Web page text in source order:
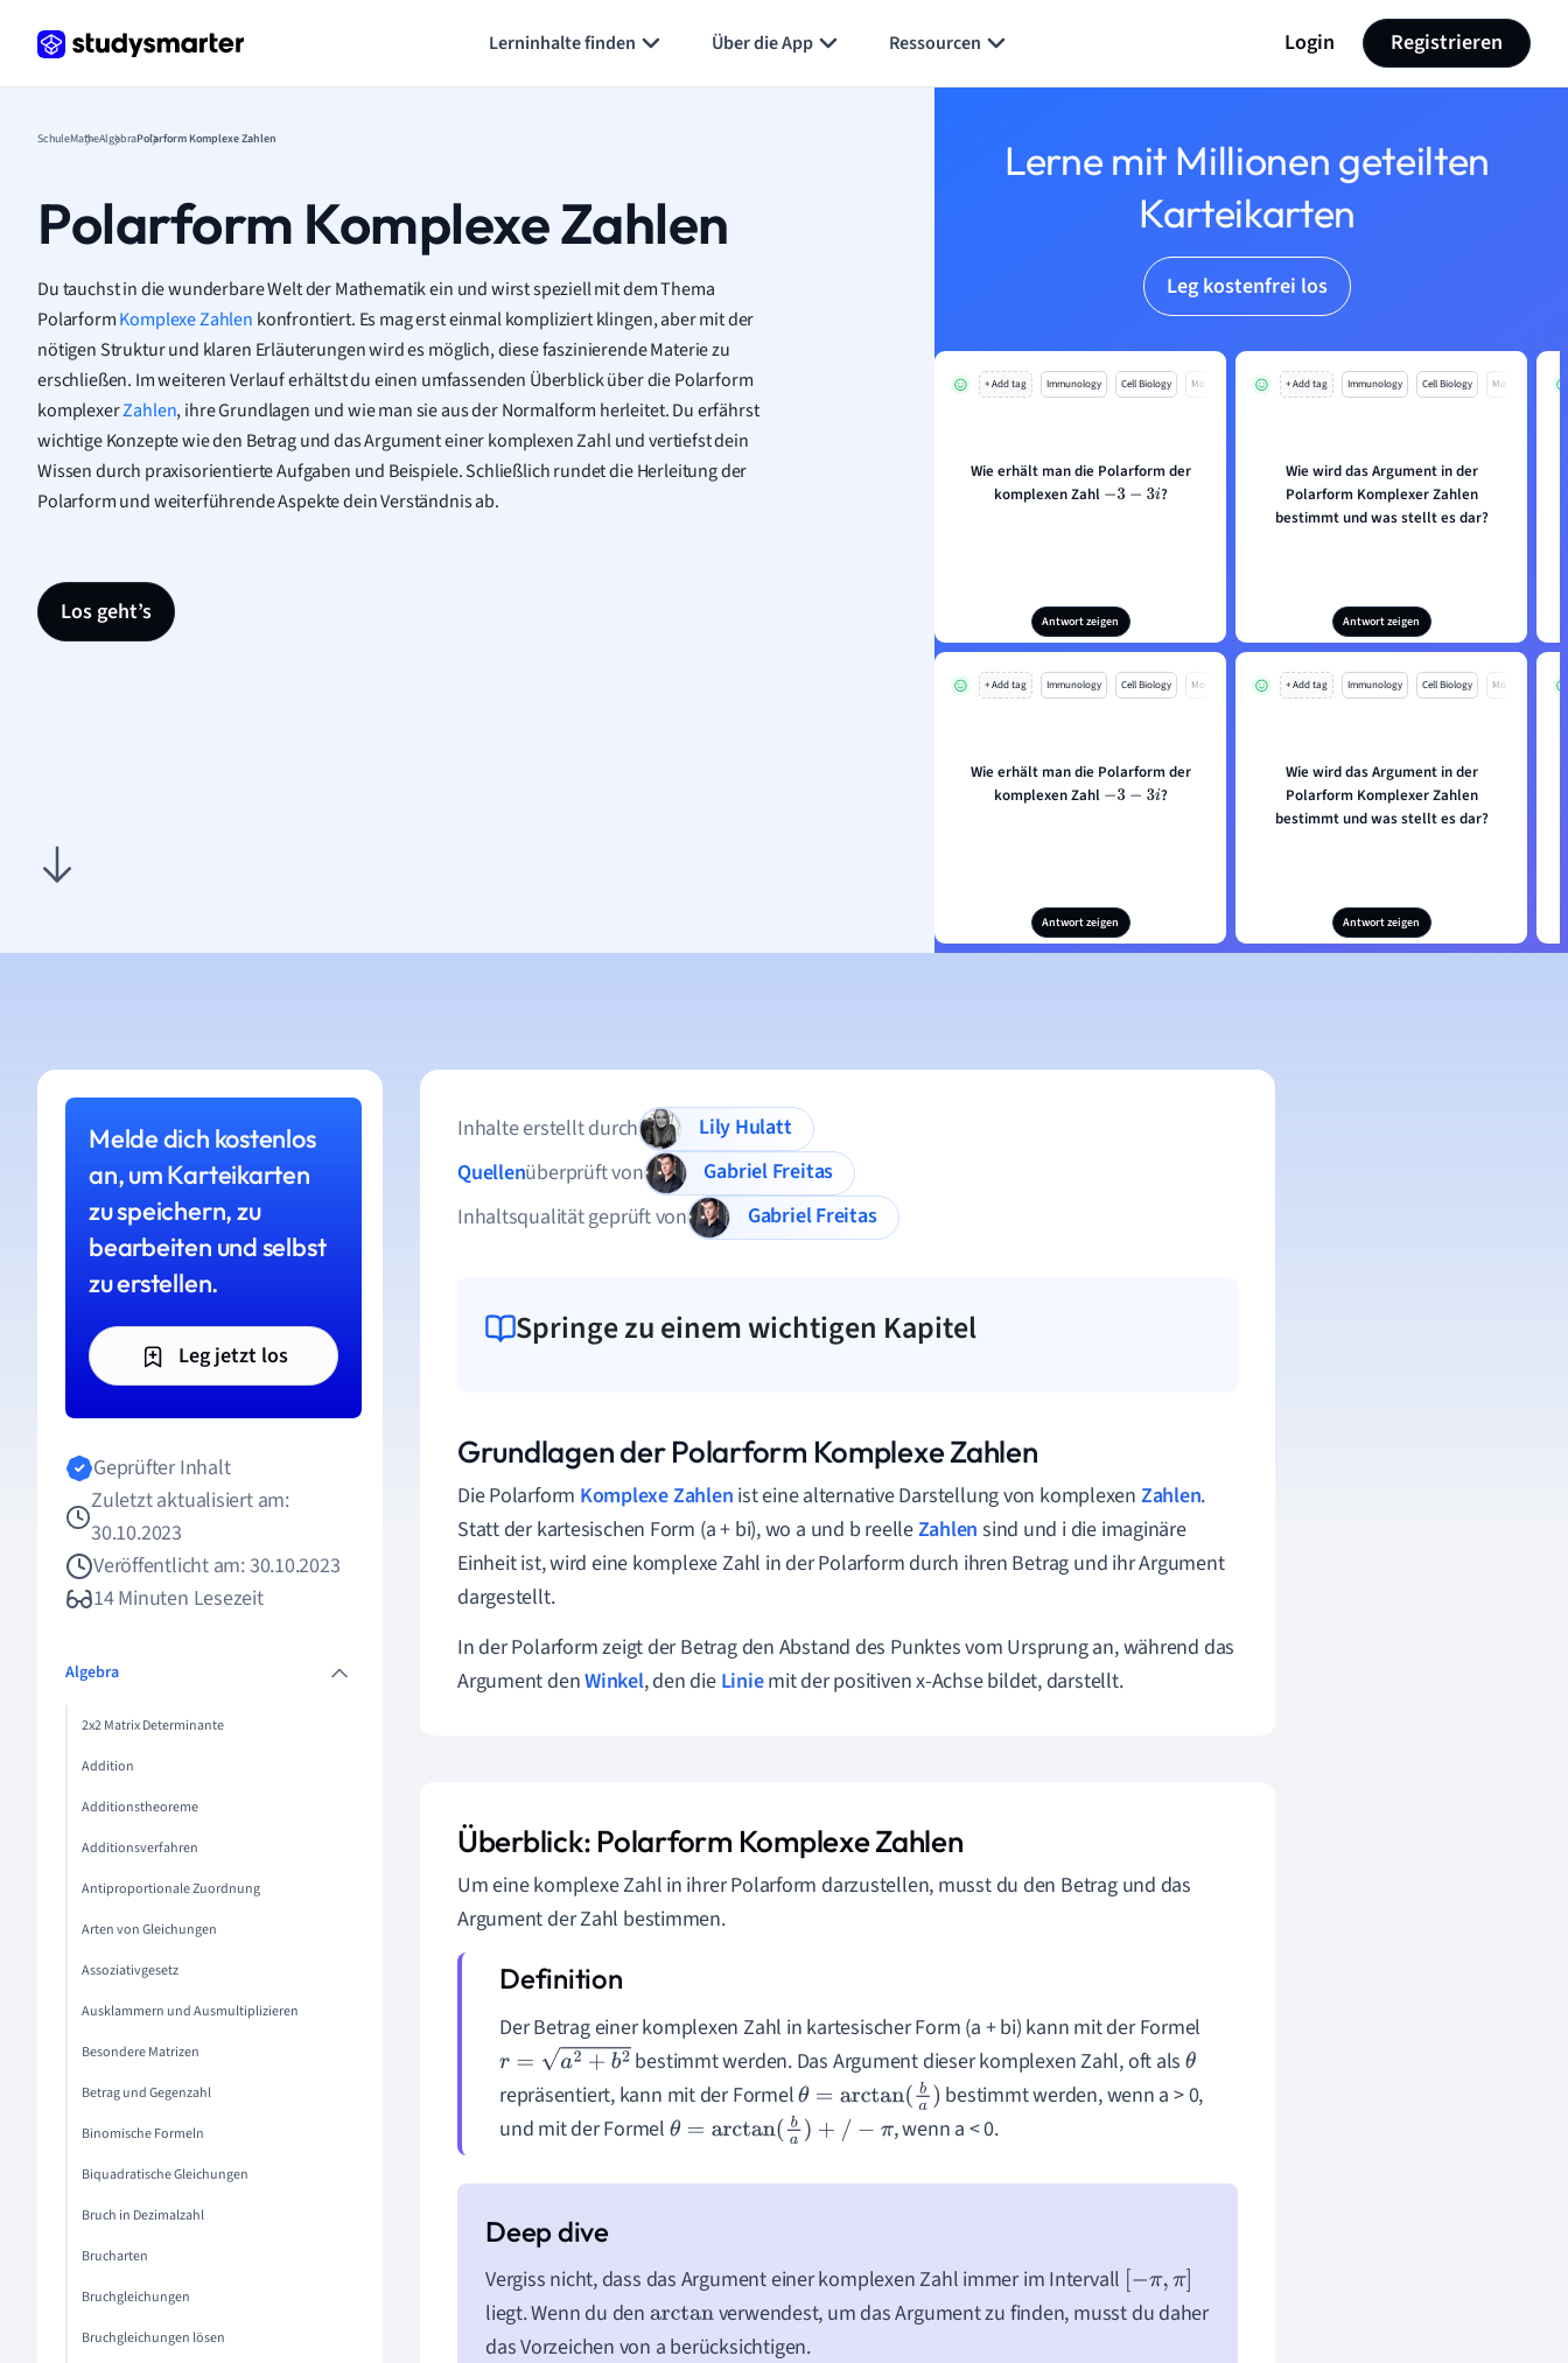
Lerninhalte finden Über die App Ressourcen Login Registrieren
SchuleMatheAlgebraPolarform Komplexe Zahlen
Polarform Komplexe Zahlen
Du tauchst in die wunderbare Welt der Mathematik ein und wirst speziell mit dem Thema
PolarformKomplexe Zahlen konfrontiert. Es mag erst einmal kompliziert klingen, aber mit der
nötigen Struktur und klaren Erläuterungen wird es möglich, diese faszinierende Materie zu
erschließen. Im weiteren Verlauf erhältst du einen umfassenden Überblick über die Polarform
komplexerZahlen, ihre Grundlagen und wie man sie aus der Normalform herleitet. Du erfährst
wichtige Konzepte wie den Betrag und das Argument einer komplexen Zahl und vertiefst dein
Wissen durch praxisorientierte Aufgaben und Beispiele. Schließlich rundet die Herleitung der
Polarform und weiterführende Aspekte dein Verständnis ab.
Los geht’s
Lerne mit Millionen geteilten
Karteikarten
Leg kostenfrei los
+ Add tag Immunology Cell Biology Mo
Wie erhält man die Polarform der
komplexen Zahl −3− 3i ?
Antwort zeigen
+ Add tag Immunology Cell Biology Mo
Wie wird das Argument in der
Polarform Komplexer Zahlen
bestimmt und was stellt es dar?
Antwort zeigen
+ Add tag Immunology Cell Biology Mo
Wie erhält man die Polarform der
komplexen Zahl −3− 3i ?
Antwort zeigen
+ Add tag Immunology Cell Biology Mo
Wie wird das Argument in der
Polarform Komplexer Zahlen
bestimmt und was stellt es dar?
Antwort zeigen
Melde dich kostenlos
an, um Karteikarten
zu speichern, zu
bearbeiten und selbst
zu erstellen.
Leg jetzt los
Geprüfter Inhalt
Zuletzt aktualisiert am:
30.10.2023
Veröffentlicht am: 30.10.2023
14 Minuten Lesezeit
Algebra
2x2 Matrix Determinante
Addition
Additionstheoreme
Additionsverfahren
Antiproportionale Zuordnung
Arten von Gleichungen
Assoziativgesetz
Ausklammern und Ausmultiplizieren
Besondere Matrizen
Betrag und Gegenzahl
Binomische Formeln
Biquadratische Gleichungen
Bruch in Dezimalzahl
Brucharten
Bruchgleichungen
Bruchgleichungen lösen
Inhalte erstellt durch
Lily Hulatt
Quellenüberprüft von
Gabriel Freitas
Inhaltsqualität geprüft von
Gabriel Freitas
Springe zu einem wichtigen Kapitel
Grundlagen der Polarform Komplexe Zahlen
Die Polarform Komplexe Zahlen ist eine alternative Darstellung von komplexen Zahlen.
Statt der kartesischen Form (a + bi), wo a und b reelleZahlen sind und i die imaginäre
Einheit ist, wird eine komplexe Zahl in der Polarform durch ihren Betrag und ihr Argument
dargestellt.
In der Polarform zeigt der Betrag den Abstand des Punktes vom Ursprung an, während das
Argument denWinkel, den die Liniemit der positiven x-Achse bildet, darstellt.
Überblick: Polarform Komplexe Zahlen
Um eine komplexe Zahl in ihrer Polarform darzustellen, musst du den Betrag und das
Argument der Zahl bestimmen.
Der Betrag einer komplexen Zahl in kartesischer Form (a + bi) kann mit der Formel
r= a2 +b2 bestimmt werden. Das Argument dieser komplexen Zahl, oft als θ
repräsentiert, kann mit der Formelθ=arctan(ba)
bestimmt werden, wenn a > 0,
und mit der Formel θ=arctan(ba)+/−π , wenn a < 0.
Vergiss nicht, dass das Argument einer komplexen Zahl immer im Intervall [−π,π]
liegt. Wenn du den arctan verwendest, um das Argument zu finden, musst du daher
das Vorzeichen von a berücksichtigen.